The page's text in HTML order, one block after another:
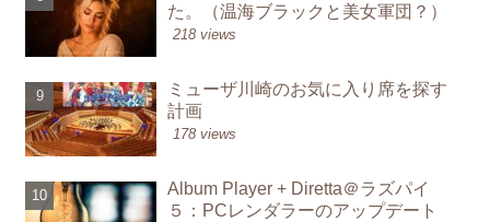
た。（温海ブラックと美女軍団？）
218 views
ミューザ川崎のお気に入り席を探す
計画
178 views
Album Player + Diretta＠ラズパイ
５：PCレンダラーのアップデート